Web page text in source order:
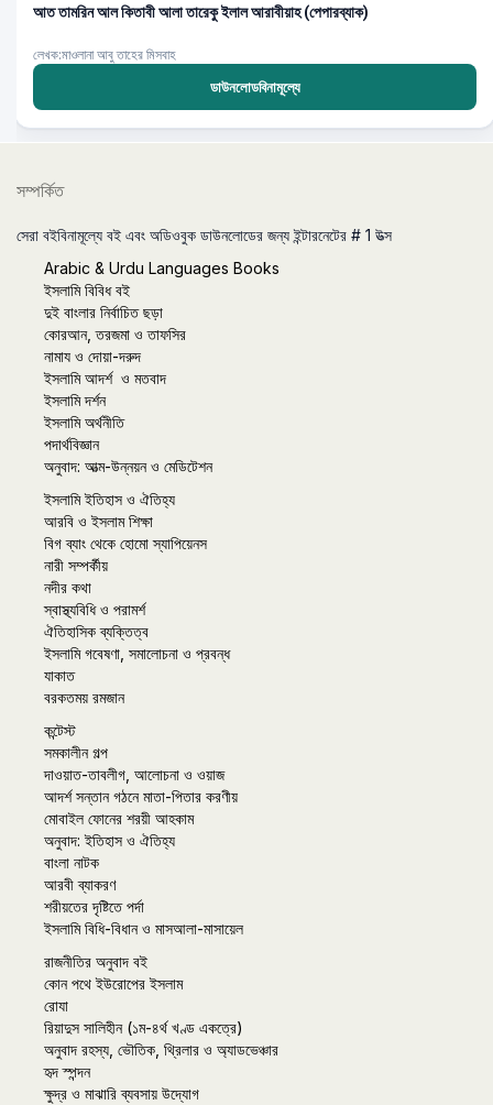
আত তামরিন আল কিতাবী আলা তারেকু ইলাল আরাবীয়াহ (পেপারব্যাক)
লেখক:মাওলানা আবু তাহের মিসবাহ
ডাউনলোডবিনামূল্যে
সম্পর্কিত
সেরা বইবিনামূল্যে বই এবং অডিওবুক ডাউনলোডের জন্য ইন্টারনেটের # 1 উত্স
Arabic & Urdu Languages Books
ইসলামি বিবিধ বই
দুই বাংলার নির্বাচিত ছড়া
কোরআন, তরজমা ও তাফসির
নামায ও দোয়া-দরুদ
ইসলামি আদর্শ ও মতবাদ
ইসলামি দর্শন
ইসলামি অর্থনীতি
পদার্থবিজ্ঞান
অনুবাদ: আত্ম-উন্নয়ন ও মেডিটেশন
ইসলামি ইতিহাস ও ঐতিহ্য
আরবি ও ইসলাম শিক্ষা
বিগ ব্যাং থেকে হোমো স্যাপিয়েনস
নারী সম্পর্কীয়
নদীর কথা
স্বাস্থ্যবিধি ও পরামর্শ
ঐতিহাসিক ব্যক্তিত্ব
ইসলামি গবেষণা, সমালোচনা ও প্রবন্ধ
যাকাত
বরকতময় রমজান
কন্টেস্ট
সমকালীন গল্প
দাওয়াত-তাবলীগ, আলোচনা ও ওয়াজ
আদর্শ সন্তান গঠনে মাতা-পিতার করণীয়
মোবাইল ফোনের শরয়ী আহকাম
অনুবাদ: ইতিহাস ও ঐতিহ্য
বাংলা নাটক
আরবী ব্যাকরণ
শরীয়তের দৃষ্টিতে পর্দা
ইসলামি বিধি-বিধান ও মাসআলা-মাসায়েল
রাজনীতির অনুবাদ বই
কোন পথে ইউরোপের ইসলাম
রোযা
রিয়াদুস সালিহীন (১ম-৪র্থ খণ্ড একত্রে)
অনুবাদ রহস্য, ভৌতিক, থ্রিলার ও অ্যাডভেঞ্চার
হৃদ স্পন্দন
ক্ষুদ্র ও মাঝারি ব্যবসায় উদ্যোগ